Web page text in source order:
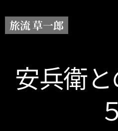
旅流 草一郎
安兵衛
５